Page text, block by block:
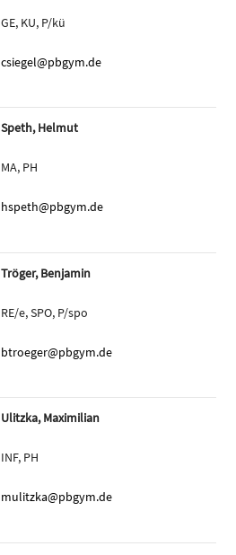
GE, KU, P/kü
csiegel@pbgym.de
Speth, Helmut
MA, PH
hspeth@pbgym.de
Tröger, Benjamin
RE/e, SPO, P/spo
btroeger@pbgym.de
Ulitzka, Maximilian
INF, PH
mulitzka@pbgym.de